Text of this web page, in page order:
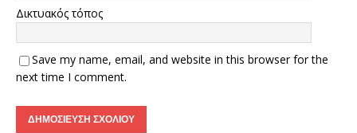
Δικτυακός τόπος
Save my name, email, and website in this browser for the
next time I comment.